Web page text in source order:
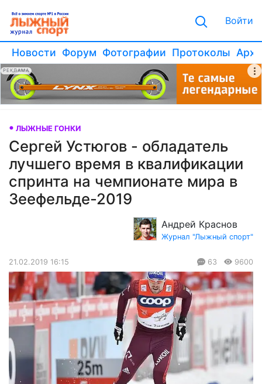
Войти
Новости Форум Фотографии Протоколы
РЕКЛАМА
ЛЫЖНЫЕ ГОНКИ
Сергей Устюгов - обладатель
лучшего время в квалификации
спринта на чемпионате мира в
Зеефельде-2019
Андрей Краснов
Журнал "Лыжный спорт"
21.02.2019 16:15 63 9600